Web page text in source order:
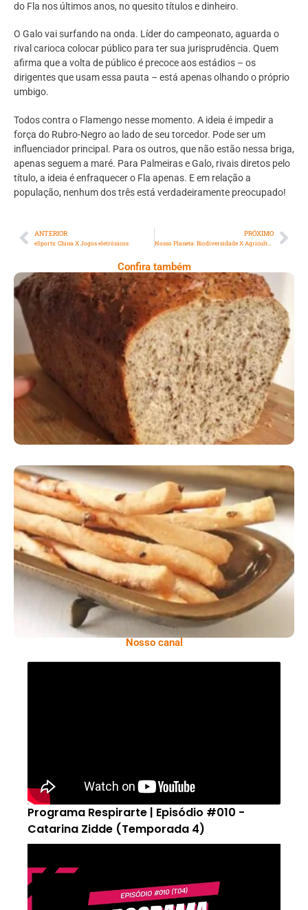
do Fla nos últimos anos, no quesito títulos e dinheiro.
O Galo vai surfando na onda. Líder do campeonato, aguarda o
rival carioca colocar público para ter sua jurisprudência. Quem
afirma que a volta de público é precoce aos estádios – os
dirigentes que usam essa pauta – está apenas olhando o próprio
umbigo.
Todos contra o Flamengo nesse momento. A ideia é impedir a
força do Rubro-Negro ao lado de seu torcedor. Pode ser um
influenciador principal. Para os outros, que não estão nessa briga,
apenas seguem a maré. Para Palmeiras e Galo, rivais diretos pelo
título, a ideia é enfraquecer o Fla apenas. E em relação a
população, nenhum dos três está verdadeiramente preocupado!
ANTERIOR
eSports: China X Jogos eletrônicos
PRÓXIMO
Nosso Planeta: Biodiversidade X Agricultura
Confira também
Comer Bem: Pão Low Carb
Comer Bem: Palitinhos De Cebola E Salsa
Nosso canal
Programa Respirarte | Episódio #010 -
Catarina Zidde (Temporada 4)